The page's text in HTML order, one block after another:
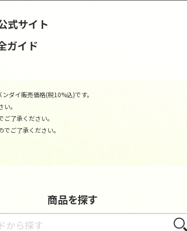
式サイト
ガイド
ダイ販売価格(税10%込)です。
。
了承ください。
ご了承ください。
商品を探す
さが